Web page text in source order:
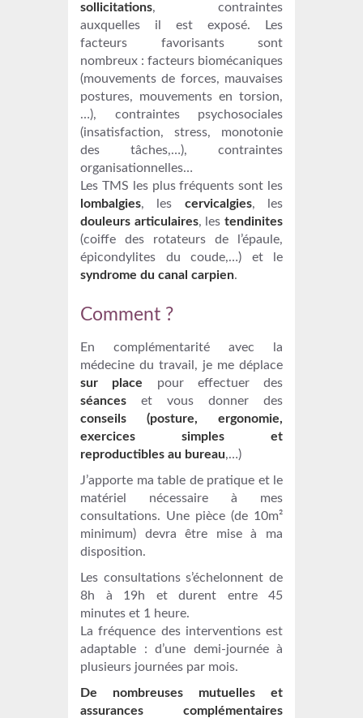
sollicitations, contraintes
auxquelles il est exposé. Les
facteurs favorisants sont
nombreux : facteurs biomécaniques
(mouvements de forces, mauvaises
postures, mouvements en torsion,
…), contraintes psychosociales
(insatisfaction, stress, monotonie
des tâches,…), contraintes
organisationnelles…
Les TMS les plus fréquents sont les
lombalgies, les cervicalgies, les
douleurs articulaires, lestendinites
(coiffe des rotateurs de l’épaule,
épicondylites du coude,…) et le
syndrome du canal carpien.
Comment ?
En complémentarité avec la
médecine du travail, je me déplace
sur place pour effectuer des
séances et vous donner des
conseils (posture, ergonomie,
exercices simples et
reproductibles au bureau,…)
J’apporte ma table de pratique et le
matériel nécessaire à mes
consultations. Une pièce (de 10m²
minimum) devra être mise à ma
disposition.
Les consultations s’échelonnent de
8h à 19h et durent entre 45
minutes et 1 heure.
La fréquence des interventions est
adaptable : d’une demi-journée à
plusieurs journées par mois.
De nombreuses mutuelles et
assurances complémentaires